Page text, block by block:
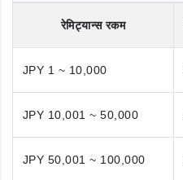
रेमिट्यान्स रकम
JPY 1 ~ 10,000
JPY 10,001 ~ 50,000
JPY 50,001 ~ 100,000